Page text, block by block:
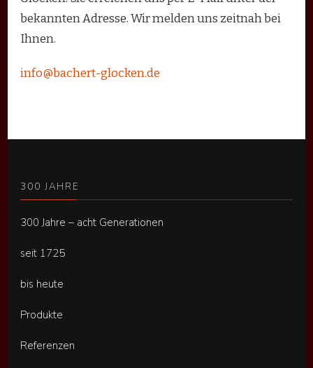
bekannten Adresse. Wir melden uns zeitnah bei
Ihnen.
info@bachert-glocken.de
300 JAHRE
300 Jahre – acht Generationen
seit 1725
bis heute
Produkte
Referenzen